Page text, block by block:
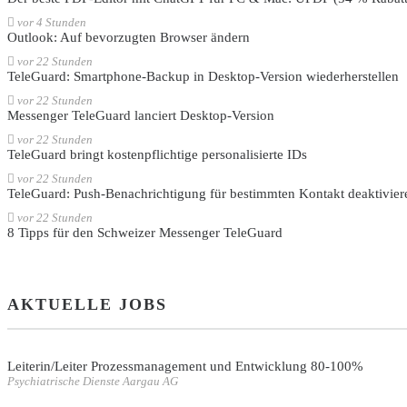
vor 4 Stunden
Outlook: Auf bevorzugten Browser ändern
vor 22 Stunden
TeleGuard: Smartphone-Backup in Desktop-Version wiederherstellen
vor 22 Stunden
Messenger TeleGuard lanciert Desktop-Version
vor 22 Stunden
TeleGuard bringt kostenpflichtige personalisierte IDs
vor 22 Stunden
TeleGuard: Push-Benachrichtigung für bestimmten Kontakt
vor 22 Stunden
8 Tipps für den Schweizer Messenger TeleGuard
AKTUELLE JOBS
Leiterin/Leiter Prozessmanagement und Entwicklung 80-100%
Psychiatrische Dienste Aargau AG